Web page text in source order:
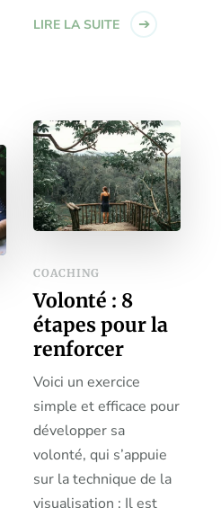
LIRE LA SUITE
COACHING
Volonté : 8
étapes pour la
renforcer
Voici un exercice
simple et efficace pour
développer sa
volonté, qui s’appuie
sur la technique de la
visualisation : Il est